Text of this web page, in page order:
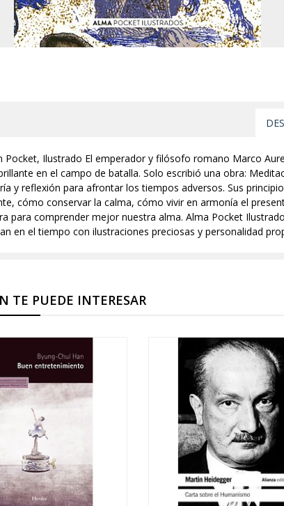
Pocket, Ilustrado El emperador y filósofo romano Marco
en el campo de batalla. Solo escribió una obra:
y reflexión para afrontar los tiempos adversos. Sus
cómo conservar la calma, cómo vivir en armonía el
para comprender mejor nuestra alma. Alma Pocket
en el tiempo con ilustraciones preciosas y personalidad
TE PUEDE INTERESAR